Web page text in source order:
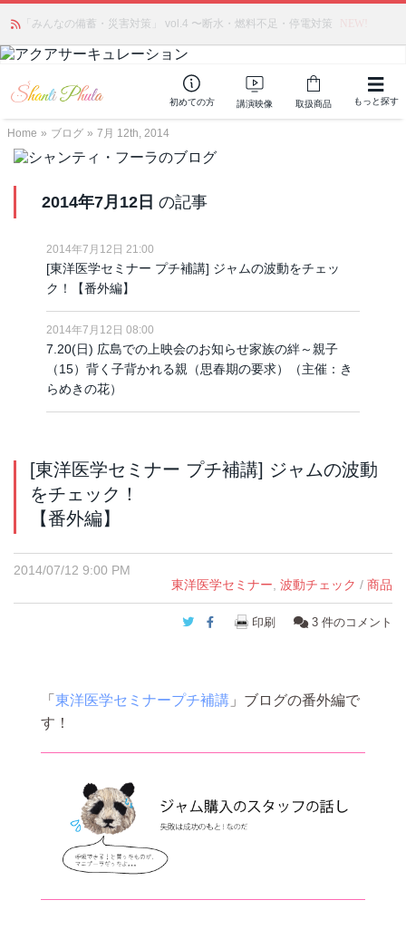
「みんなの備蓄・災害対策」 vol.4 〜断水・燃料不足・停電対策 NEW!
初めての方 講演映像 取扱商品 もっと探す
Home » ブログ » 7月 12th, 2014
2014年7月12日 の記事
2014年7月12日 21:00
[東洋医学セミナー プチ補講] ジャムの波動をチェッ
ク！【番外編】
2014年7月12日 08:00
7.20(日) 広島での上映会のお知らせ家族の絆～親子
（15）背く子背かれる親（思春期の要求）（主催：き
らめきの花）
[東洋医学セミナー プチ補講] ジャムの波動
をチェック！
【番外編】
2014/07/12 9:00 PM
東洋医学セミナー 波動チェック / 商品
Twitter
Facebook
印刷 3 件のコメント
「 東洋医学セミナープチ補講 」ブログの番外編で
す！